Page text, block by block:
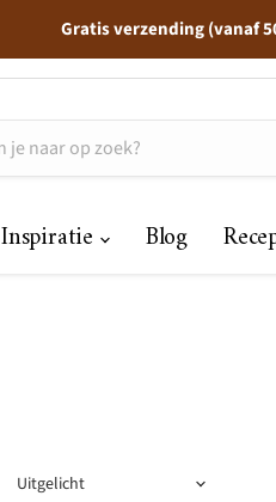
Gratis verzending (vanaf
Inspiratie Blog